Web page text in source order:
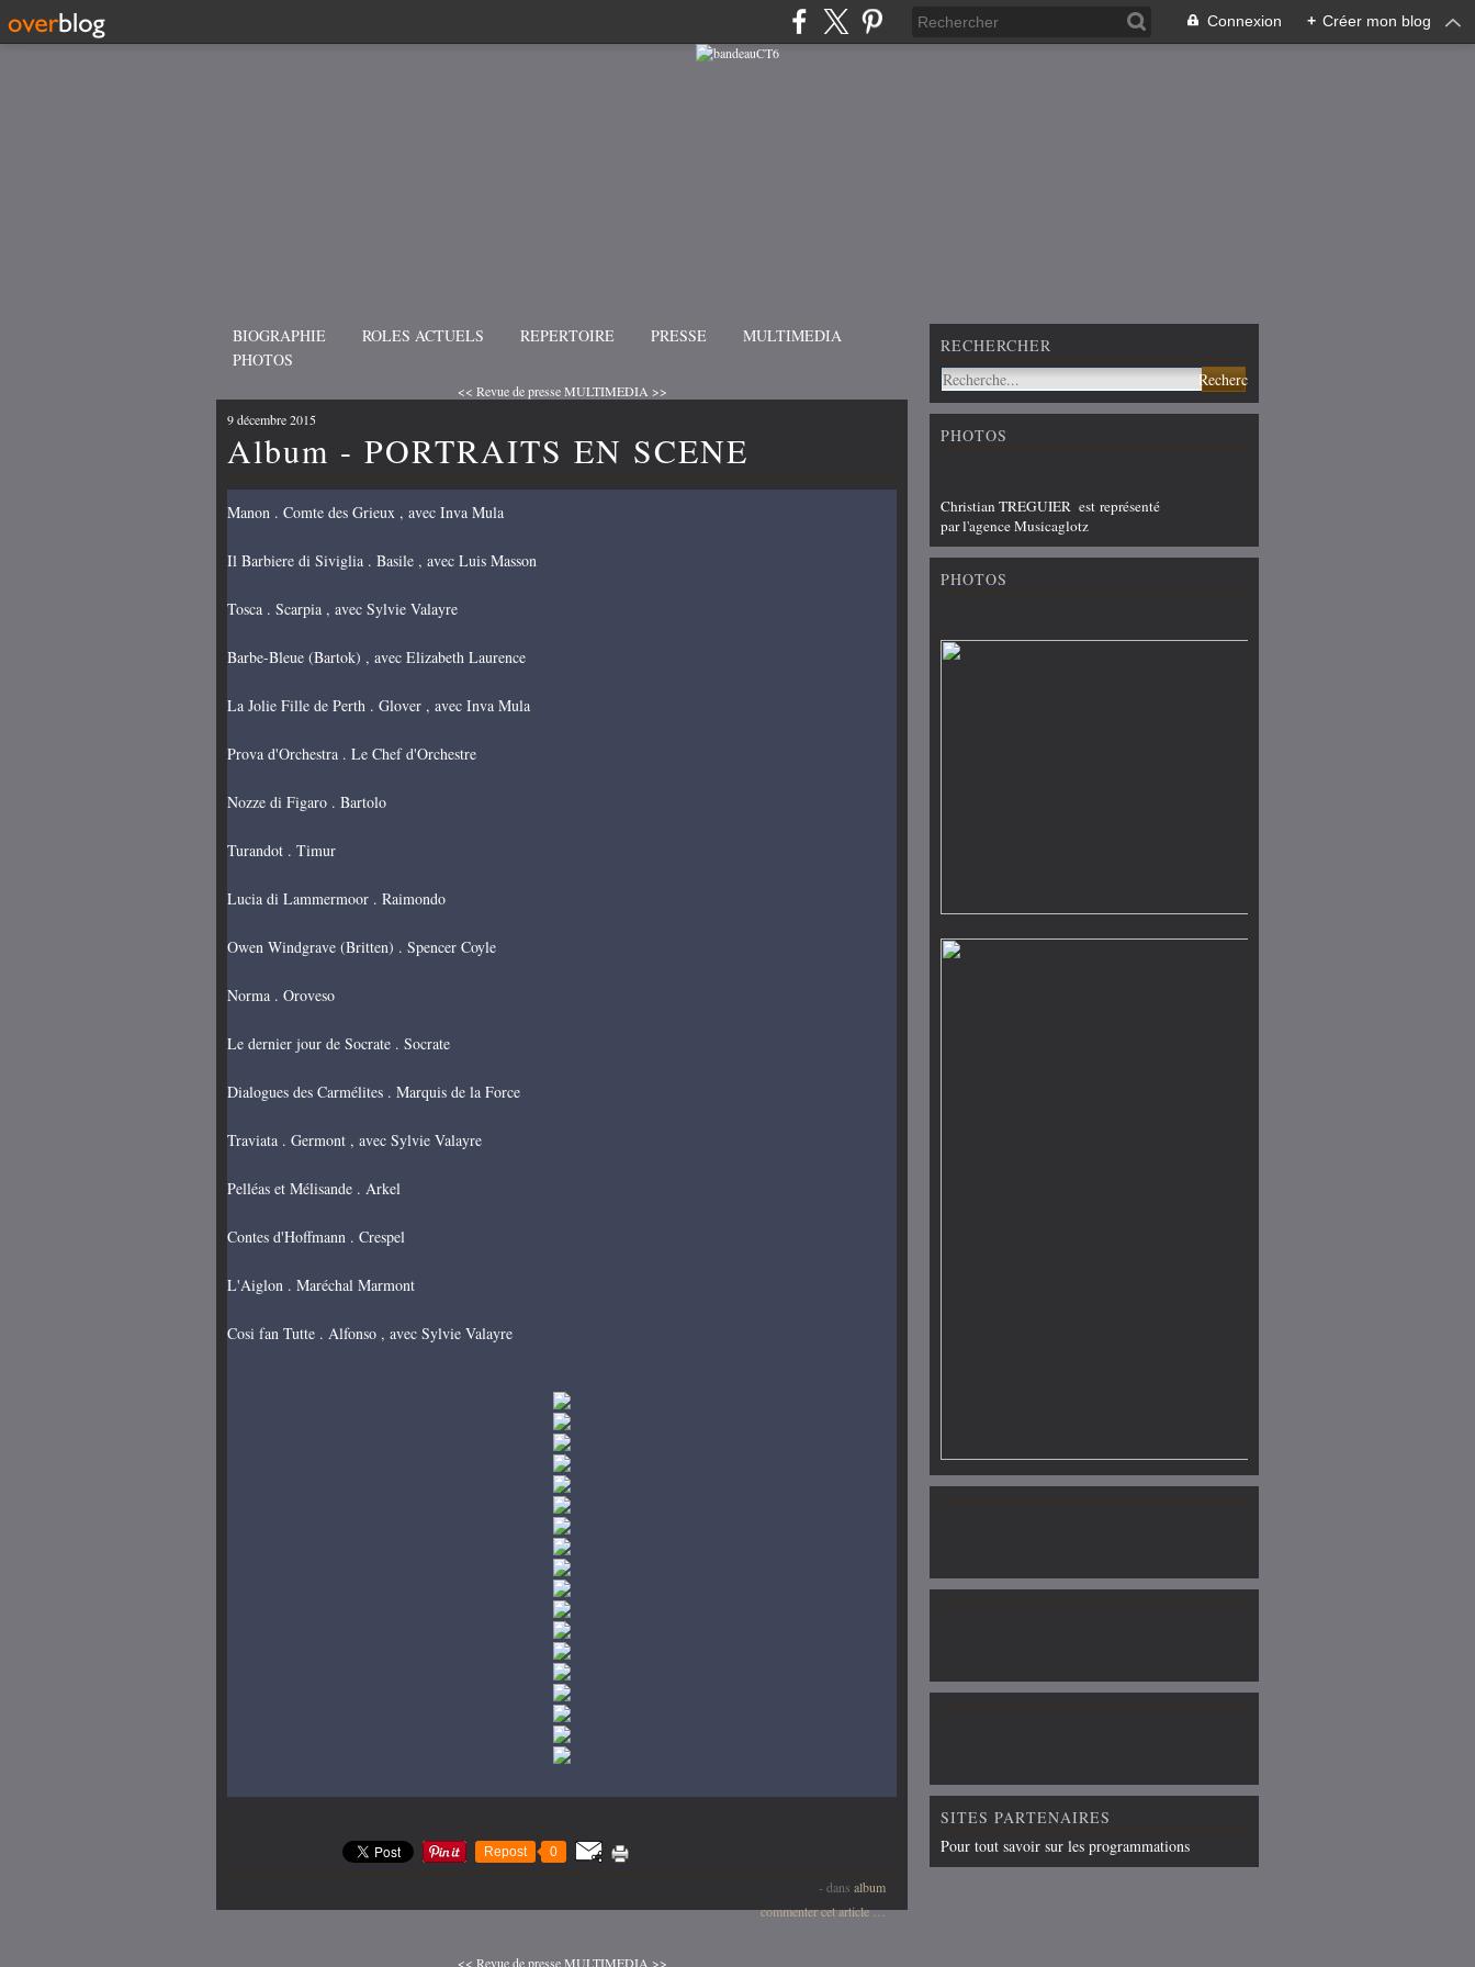
Connexion + Créer mon blog
BIOGRAPHIE ROLES ACTUELS REPERTOIRE PRESSE
MULTIMEDIA
PHOTOS
<< Revue de presse MULTIMEDIA >>
9 décembre 2015
Album - PORTRAITS EN SCENE
Manon . Comte des Grieux , avec Inva Mula
Il Barbiere di Siviglia . Basile , avec Luis Masson
Tosca . Scarpia , avec Sylvie Valayre
Barbe-Bleue (Bartok) , avec Elizabeth Laurence
La Jolie Fille de Perth . Glover , avec Inva Mula
Prova d'Orchestra . Le Chef d'Orchestre
Nozze di Figaro . Bartolo
Turandot . Timur
Lucia di Lammermoor . Raimondo
Owen Windgrave (Britten) . Spencer Coyle
Norma . Oroveso
Le dernier jour de Socrate . Socrate
Dialogues des Carmélites . Marquis de la Force
Traviata . Germont , avec Sylvie Valayre
Pelléas et Mélisande . Arkel
Contes d'Hoffmann . Crespel
L'Aiglon . Maréchal Marmont
Cosi fan Tutte . Alfonso , avec Sylvie Valayre
Repost 0
- dans album
commenter cet article…
<< Revue de presse MULTIMEDIA >>
RECHERCHER
PHOTOS
Christian TREGUIER est représenté
par l'agence Musicaglotz
PHOTOS
SITES PARTENAIRES
Pour tout savoir sur les programmations